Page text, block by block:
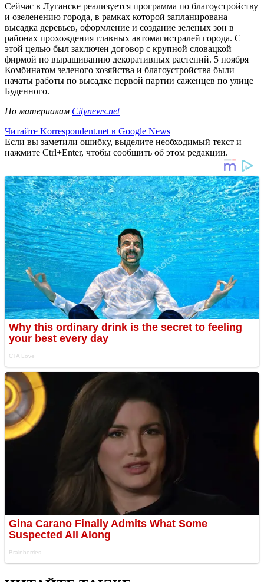
Сейчас в Луганске реализуется программа по благоустройству
и озеленению города, в рамках которой запланирована
высадка деревьев, оформление и создание зеленых зон в
районах прохождения главных автомагистралей города. С
этой целью был заключен договор с крупной словацкой
фирмой по выращиванию декоративных растений. 5 ноября
Комбинатом зеленого хозяйства и благоустройства были
начаты работы по высадке первой партии саженцев по улице
Буденного.
По материалам Citynews.net
Читайте Korrespondent.net в Google News
Если вы заметили ошибку, выделите необходимый текст и
нажмите Ctrl+Enter, чтобы сообщить об этом редакции.